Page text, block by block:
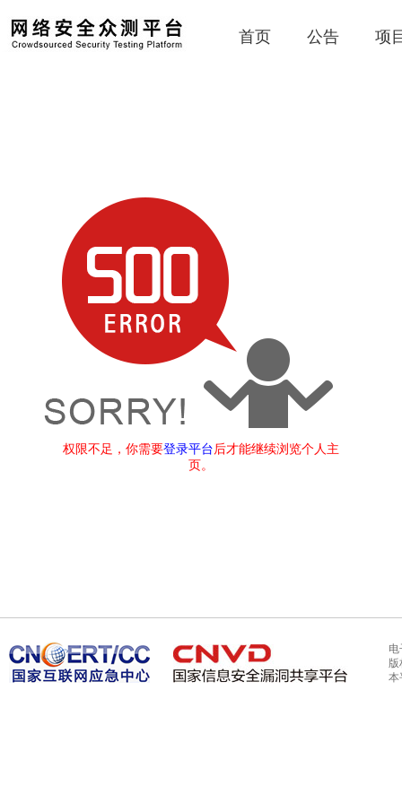
首页 公告 项
权限不足，你需要登录平台后才能继续浏览个人主
页。
本